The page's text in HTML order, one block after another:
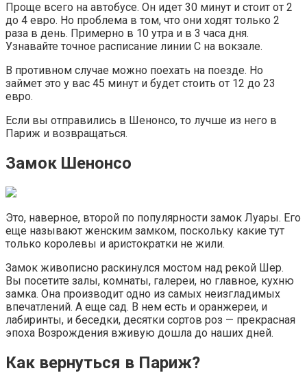
Проще всего на автобусе. Он идет 30 минут и стоит от 2
до 4 евро. Но проблема в том, что они ходят только 2
раза в день. Примерно в 10 утра и в 3 часа дня.
Узнавайте точное расписание линии С на вокзале.
В противном случае можно поехать на поезде. Но
займет это у вас 45 минут и будет стоить от 12 до 23
евро.
Если вы отправились в Шенонсо, то лучше из него в
Париж и возвращаться.
Замок Шенонсо
Это, наверное, второй по популярности замок Луары. Его
еще называют женским замком, поскольку какие тут
только королевы и аристократки не жили.
Замок живописно раскинулся мостом над рекой Шер.
Вы посетите залы, комнаты, галереи, но главное, кухню
замка. Она производит одно из самых неизгладимых
впечатлений. А еще сад. В нем есть и оранжереи, и
лабиринты, и беседки, десятки сортов роз — прекрасная
эпоха Возрождения вживую дошла до наших дней.
Как вернуться в Париж?